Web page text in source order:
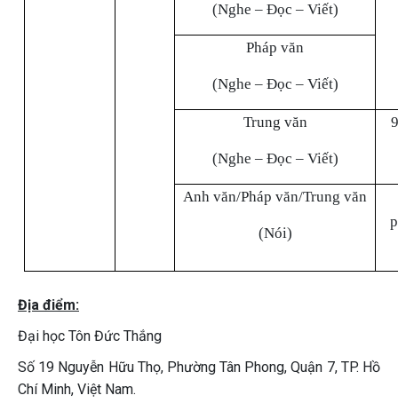
(Nghe – Đọc – Viết)
Pháp văn
(Nghe – Đọc – Viết)
Trung văn
(Nghe – Đọc – Viết)
Anh văn/Pháp văn/Trung văn
(Nói)
Địa điểm:
Đại học Tôn Đức Thắng
Số 19 Nguyễn Hữu Thọ, Phường Tân Phong, Quận 7, TP. Hồ
Chí Minh, Việt Nam.